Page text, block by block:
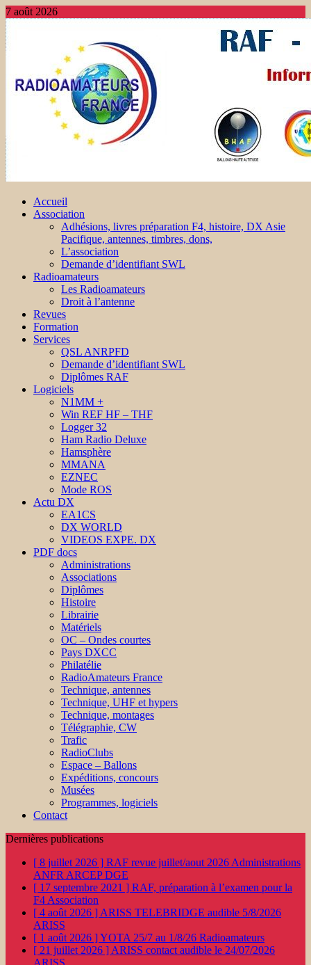
7 août 2026
Accueil
Association
Adhésions, livres préparation F4, histoire, DX Asie
Pacifique, antennes, timbres, dons,
L’association
Demande d’identifiant SWL
Radioamateurs
Les Radioamateurs
Droit à l’antenne
Revues
Formation
Services
QSL ANRPFD
Demande d’identifiant SWL
Diplômes RAF
Logiciels
N1MM +
Win REF HF – THF
Logger 32
Ham Radio Deluxe
Hamsphère
MMANA
EZNEC
Mode ROS
Actu DX
EA1CS
DX WORLD
VIDEOS EXPE. DX
PDF docs
Administrations
Associations
Diplômes
Histoire
Librairie
Matériels
OC – Ondes courtes
Pays DXCC
Philatélie
RadioAmateurs France
Technique, antennes
Technique, UHF et hypers
Technique, montages
Télégraphie, CW
Trafic
RadioClubs
Espace – Ballons
Expéditions, concours
Musées
Programmes, logiciels
Contact
Dernières publications
[ 8 juillet 2026 ] RAF revue juillet/aout 2026 Administrations
ANFR ARCEP DGE
[ 17 septembre 2021 ] RAF, préparation à l’examen pour la
F4 Association
[ 4 août 2026 ] ARISS TELEBRIDGE audible 5/8/2026
ARISS
[ 1 août 2026 ]YOTA 25/7 au 1/8/26 Radioamateurs
[ 21 juillet 2026 ] ARISS contact audible le 24/07/2026
ARISS